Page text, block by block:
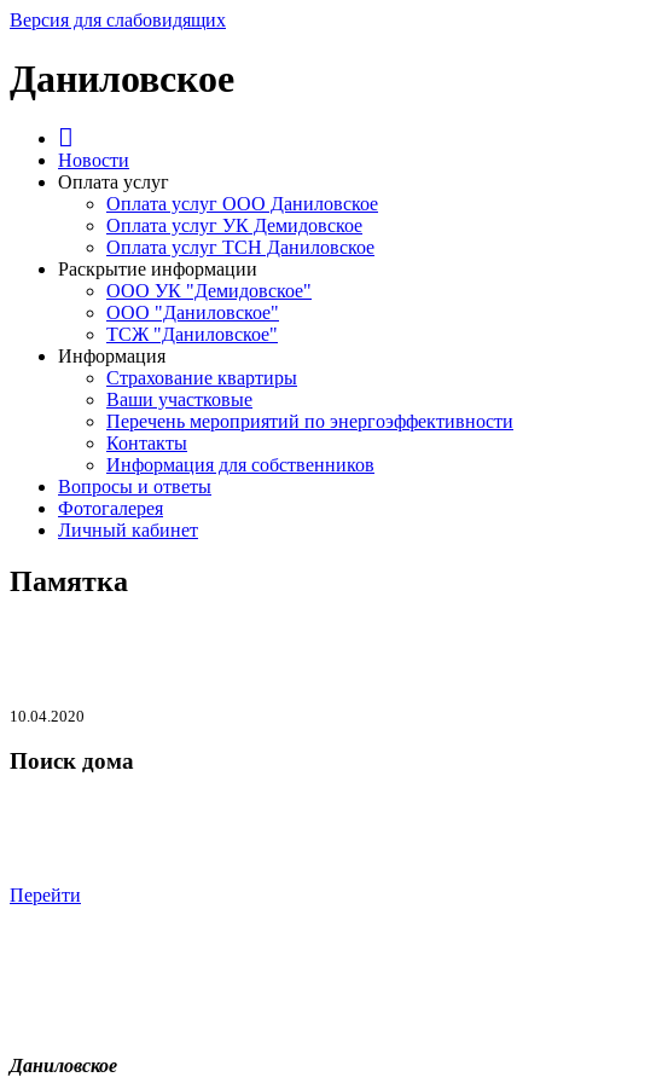
Версия для слабовидящих
Даниловское
Новости
Оплата услуг
Оплата услуг ООО Даниловское
Оплата услуг УК Демидовское
Оплата услуг ТСН Даниловское
Раскрытие информации
ООО УК "Демидовское"
ООО "Даниловское"
ТСЖ "Даниловское"
Информация
Страхование квартиры
Ваши участковые
Перечень мероприятий по энергоэффективности
Контакты
Информация для собственников
Вопросы и ответы
Фотогалерея
Личный кабинет
Памятка
10.04.2020
Поиск дома
Перейти
Даниловское